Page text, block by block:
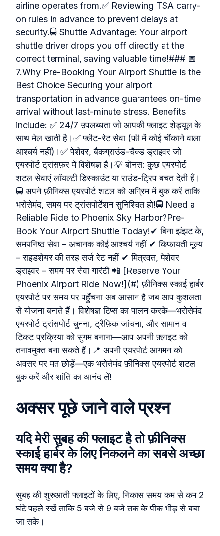
airline operates from.✅ Reviewing TSA carry-
on rules in advance to prevent delays at
security.🚍 Shuttle Advantage: Your airport
shuttle driver drops you off directly at the
correct terminal, saving valuable time!### 📅
7.Why Pre-Booking Your Airport Shuttle is the
Best Choice Securing your airport
transportation in advance guarantees on-time
arrival without last-minute stress. Benefits
include: ✅ 24/7 उपलब्धता जो आपकी फ्लाइट शेड्यूल के
साथ मेल खाती है।✅ फ्लैट-रेट सेवा (फी में कोई चौंकाने वाला
आश्चर्य नहीं)।✅ पेशेवर, बैकग्राउंड-चैक्ड ड्राइवर जो
एयरपोर्ट ट्रांसफ़र में विशेषज्ञ हैं।💡 बोनस: कुछ एयरपोर्ट
शटल सेवाएं लॉयल्टी डिस्काउंट या राउंड-ट्रिप बचत देती हैं।
🚍 अपने फ़ीनिक्स एयरपोर्ट शटल को अग्रिम में बुक करें ताकि
भरोसेमंद, समय पर ट्रांसपोर्टेशन सुनिश्चित हो!🚍 Need a
Reliable Ride to Phoenix Sky Harbor?Pre-
Book Your Airport Shuttle Today!✔ बिना झंझट के,
समयनिष्ठ सेवा – अचानक कोई आश्चर्य नहीं ✔ किफायती मूल्य
– राइडशेयर की तरह सर्ज रेट नहीं ✔ मित्रवत, पेशेवर
ड्राइवर – समय पर सेवा गारंटी 📲 [Reserve Your
Phoenix Airport Ride Now!](#) फ़ीनिक्स स्काई हार्बर
एयरपोर्ट पर समय पर पहुँचना अब आसान है जब आप कुशलता
से योजना बनाते हैं। विशेषज्ञ टिप्स का पालन करके—भरोसेमंद
एयरपोर्ट ट्रांसपोर्ट चुनना, ट्रैफ़िक जांचना, और सामान व
टिकट प्रक्रिया को सुगम बनाना—आप अपनी फ़्लाइट को
तनावमुक्त बना सकते हैं।📍 अपनी एयरपोर्ट आगमन को
अवसर पर मत छोड़ें—एक भरोसेमंद फ़ीनिक्स एयरपोर्ट शटल
बुक करें और शांति का आनंद लें!
अक्सर पूछे जाने वाले प्रश्न
यदि मेरी सुबह की फ्लाइट है तो फ़ीनिक्स
स्काई हार्बर के लिए निकलने का सबसे अच्छा
समय क्या है?
सुबह की शुरुआती फ्लाइटों के लिए, निकास समय कम से कम 2
घंटे पहले रखें ताकि 5 बजे से 9 बजे तक के पीक भीड़ से बचा
जा सके।